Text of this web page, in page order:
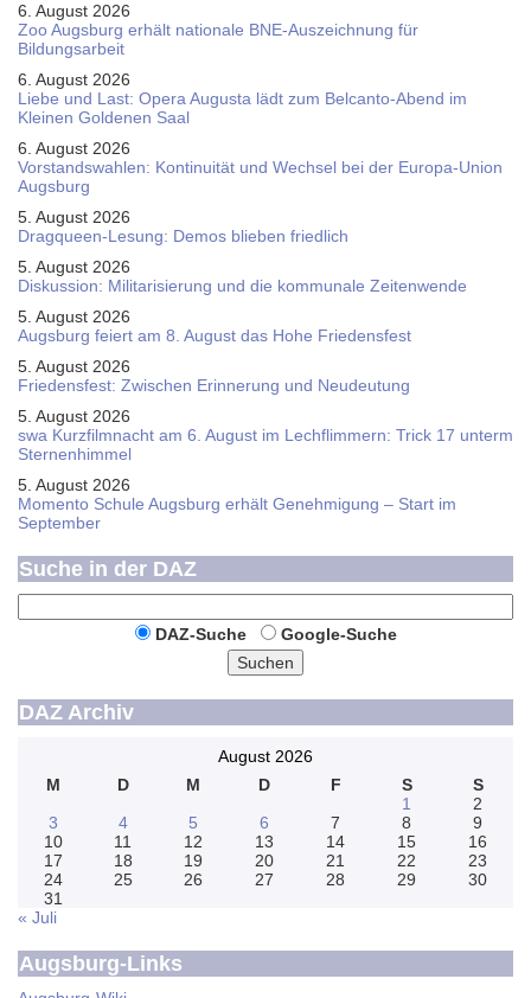
6. August 2026
Zoo Augsburg erhält nationale BNE-Auszeichnung für
Bildungsarbeit
6. August 2026
Liebe und Last: Opera Augusta lädt zum Belcanto-Abend im
Kleinen Goldenen Saal
6. August 2026
Vorstandswahlen: Kontinuität und Wechsel bei der Europa-Union
Augsburg
5. August 2026
Dragqueen-Lesung: Demos blieben friedlich
5. August 2026
Diskussion: Mi­li­ta­ri­sie­rung und die kommunale Zeitenwende
5. August 2026
Augsburg feiert am 8. August das Hohe Friedensfest
5. August 2026
Friedensfest: Zwischen Erinnerung und Neudeutung
5. August 2026
swa Kurz­film­nacht am 6. August im Lech­flim­mern: Trick 17 unterm
Sternen­himmel
5. August 2026
Momento Schule Augsburg erhält Genehmigung – Start im
September
Suche in der DAZ
DAZ-Suche
Google-Suche
Suchen
DAZ Archiv
August 2026
M
D M D F S
S
1
2
3
4 5 6 7 8
9
10
11 12 13 14 15
16
17
18 19 20 21 22
23
24
25 26 27 28 29
30
31
« Juli
Augsburg-Links